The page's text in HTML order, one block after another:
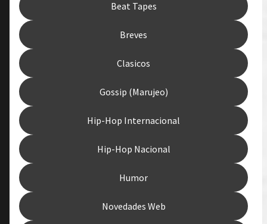
Beat Tapes
Breves
Clasicos
Gossip (Marujeo)
Hip-Hop Internacional
Hip-Hop Nacional
Humor
Novedades Web